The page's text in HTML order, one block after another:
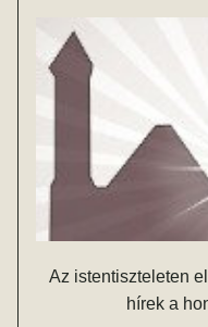
Az istentiszteleten
hírek a